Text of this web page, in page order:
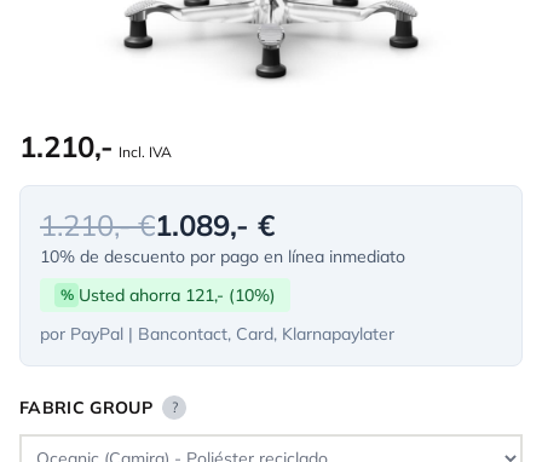
1.210,- Incl. IVA
1.210,- €1.089,- €
10% de descuento por pago en línea inmediato
% Usted ahorra 121,- (10%)
por PayPal | Bancontact, Card, Klarnapaylater
FABRIC GROUP ?